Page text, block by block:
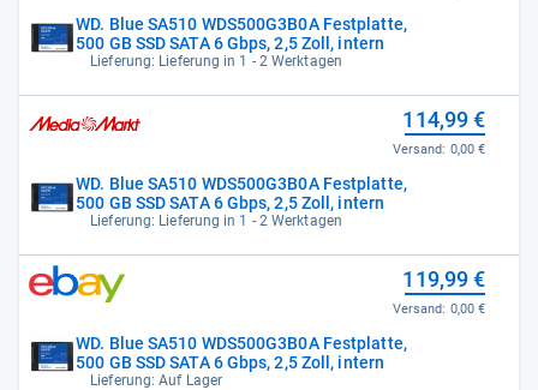
WD. Blue SA510 WDS500G3B0A Festplatte,
500 GB SSD SATA 6 Gbps, 2,5 Zoll, intern
Lieferung: Lieferung in 1 - 2 Werktagen
WD. Blue SA510 WDS500G3B0A Festplatte,
500 GB SSD SATA 6 Gbps, 2,5 Zoll, intern
Lieferung: Lieferung in 1 - 2 Werktagen
114,99 €
Versand: 0,00 €
WD. Blue SA510 WDS500G3B0A Festplatte,
500 GB SSD SATA 6 Gbps, 2,5 Zoll, intern
Lieferung: Auf Lager
119,99 €
Versand: 0,00 €